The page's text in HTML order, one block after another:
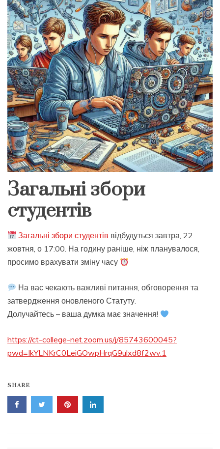
Загальні збори
студентів
Загальні збори студентів відбудуться завтра, 22
жовтня, о 17:00. На годину раніше, ніж планувалося,
просимо врахувати зміну часу
На вас чекають важливі питання, обговорення та
затвердження оновленого Статуту.
Долучайтесь – ваша думка має значення!
https://ct-college-net.zoom.us/j/85743600045?
pwd=IkYLNKrC0LeiGOwpHrqG9ulxd8f2wv.1
SHARE